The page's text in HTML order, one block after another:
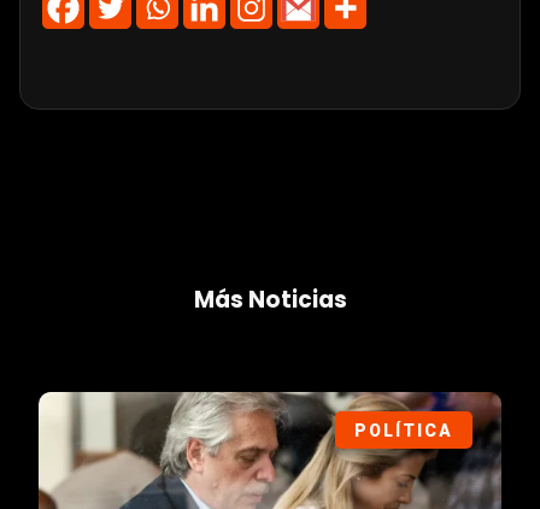
Más Noticias
POLÍTICA